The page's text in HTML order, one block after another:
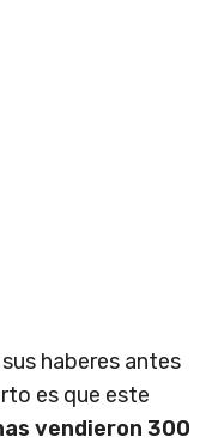
haberes antes
es que este
vendieron 300